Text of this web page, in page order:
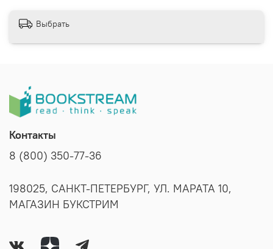
Выбрать
Контакты
8 (800) 350-77-36
198025, САНКТ-ПЕТЕРБУРГ, УЛ. МАРАТА 10,
МАГАЗИН БУКСТРИМ